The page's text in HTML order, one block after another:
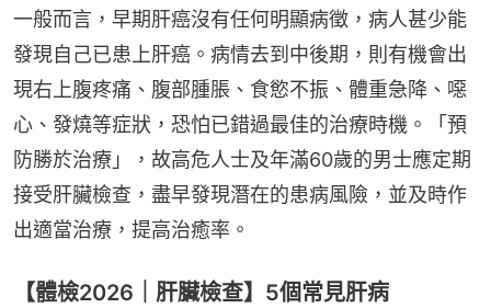
一般而言，早期肝癌沒有任何明顯病徵，病人甚少能
發現自己已患上肝癌。病情去到中後期，則有機會出
現右上腹疼痛、腹部腫脹、食慾不振、體重急降、噁
心、發燒等症狀，恐怕已錯過最佳的治療時機。「預
防勝於治療」，故高危人士及年滿60歲的男士應定期
接受肝臟檢查，盡早發現潛在的患病風險，並及時作
出適當治療，提高治癒率。
【體檢2026｜肝臟檢查】5個常見肝病